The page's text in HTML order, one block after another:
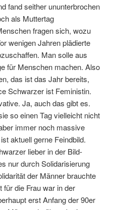
fand seither ununterbrochen
als Muttertag
fragen sich, wozu
wenigen Jahren plädierte
Man solle aus
für Menschen machen. Also
das ist das Jahr bereits,
Schwarzer ist Feministin.
Ja, auch das gibt es.
so einen Tag vielleicht nicht
immer noch massive
aktuell gerne Feindbild.
lieber in der Bild-
nur durch Solidarisierung
der Männer brauchte
für die Frau war in der
erst Anfang der 90er